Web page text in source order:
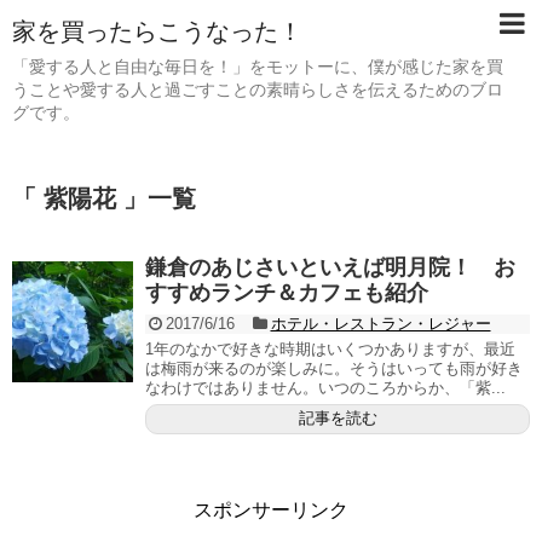
家を買ったらこうなった！
「愛する人と自由な毎日を！」をモットーに、僕が感じた家を買
うことや愛する人と過ごすことの素晴らしさを伝えるためのブロ
グです。
「 紫陽花 」一覧
鎌倉のあじさいといえば明月院！ お
すすめランチ＆カフェも紹介
2017/6/16
ホテル・レストラン・レジャー
1年のなかで好きな時期はいくつかありますが、最近
は梅雨が来るのが楽しみに。そうはいっても雨が好き
なわけではありません。いつのころからか、「紫...
記事を読む
スポンサーリンク